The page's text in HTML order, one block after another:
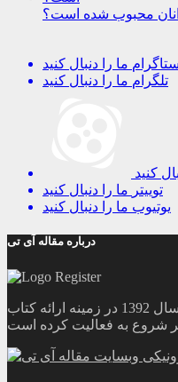
محبوب شده است؟
ما را دنبال کنید
تلگرام ما را دنبال کنید
کنید
توییتر ما را دنبال کنید
یوتیوب ما را دنبال کنید
درباره مقاله آی تی
وبسایت مقاله آی تی از آبان ماه سال 1392 در زمینه ارائه کتاب